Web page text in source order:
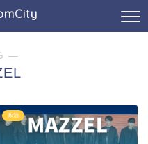
―
政治